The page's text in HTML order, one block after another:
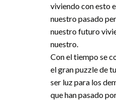
viviendo con esto
nuestro pasado
nuestro futuro
nuestro.
Con el tiempo se
el gran puzzle de
ser luz para los
que han pasado